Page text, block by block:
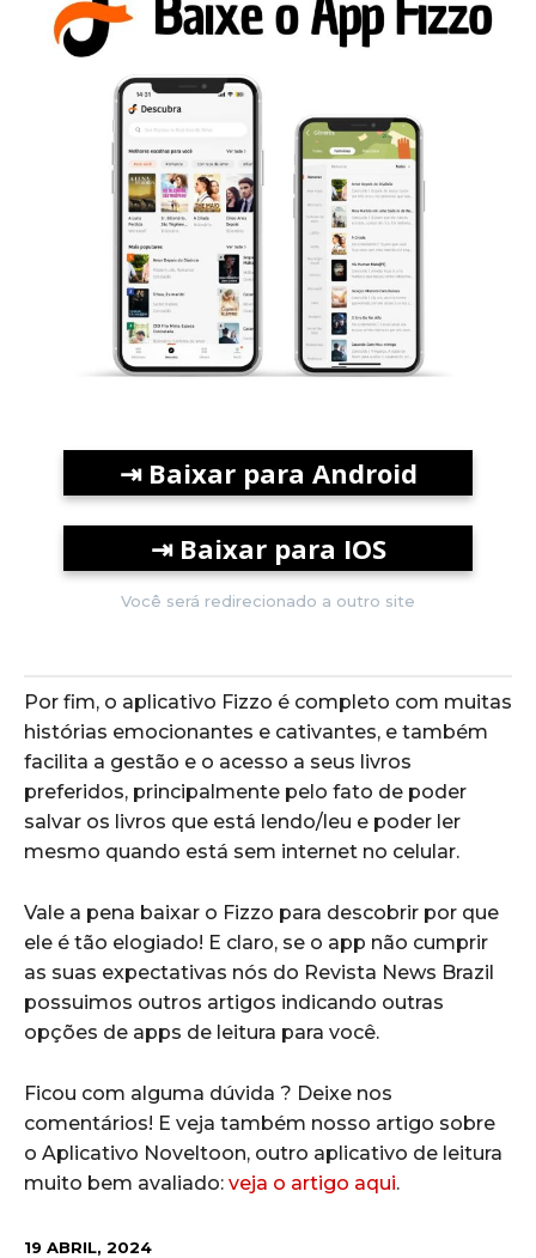
⇥ Baixar para Android
⇥ Baixar para IOS
Você será redirecionado a outro site
Por fim, o aplicativo Fizzo é completo com muitas
histórias emocionantes e cativantes, e também
facilita a gestão e o acesso a seus livros
preferidos, principalmente pelo fato de poder
salvar os livros que está lendo/leu e poder ler
mesmo quando está sem internet no celular.
Vale a pena baixar o Fizzo para descobrir por que
ele é tão elogiado! E claro, se o app não cumprir
as suas expectativas nós do Revista News Brazil
possuimos outros artigos indicando outras
opções de apps de leitura para você.
Ficou com alguma dúvida ? Deixe nos
comentários! E veja também nosso artigo sobre
o Aplicativo Noveltoon, outro aplicativo de leitura
muito bem avaliado: veja o artigo aqui.
19 ABRIL, 2024